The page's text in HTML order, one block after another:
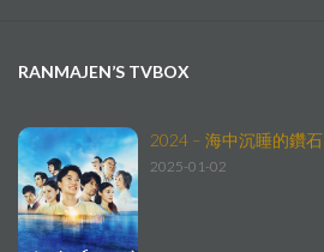
RANMAJEN’S TVBOX
2024 – 海中沉睡的鑽石
2025-01-02